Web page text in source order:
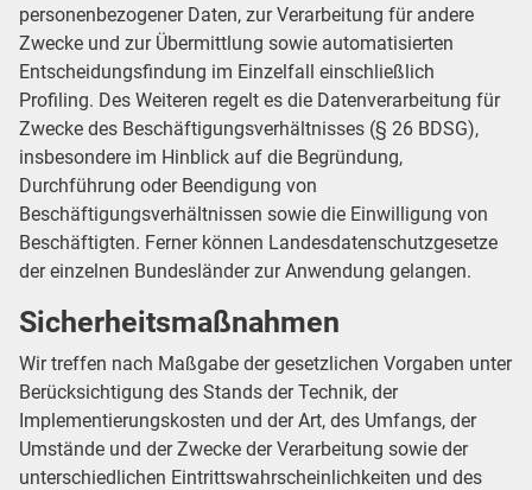
personenbezogener Daten, zur Verarbeitung für andere
Zwecke und zur Übermittlung sowie automatisierten
Entscheidungsfindung im Einzelfall einschließlich
Profiling. Des Weiteren regelt es die Datenverarbeitung für
Zwecke des Beschäftigungsverhältnisses (§ 26 BDSG),
insbesondere im Hinblick auf die Begründung,
Durchführung oder Beendigung von
Beschäftigungsverhältnissen sowie die Einwilligung von
Beschäftigten. Ferner können Landesdatenschutzgesetze
der einzelnen Bundesländer zur Anwendung gelangen.
Sicherheitsmaßnahmen
Wir treffen nach Maßgabe der gesetzlichen Vorgaben unter
Berücksichtigung des Stands der Technik, der
Implementierungskosten und der Art, des Umfangs, der
Umstände und der Zwecke der Verarbeitung sowie der
unterschiedlichen Eintrittswahrscheinlichkeiten und des